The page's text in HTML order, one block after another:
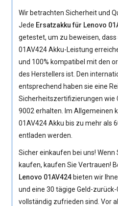
Wir betrachten Sicherheit und
Jede Ersatzakku für Lenovo
getestet, um zu beweisen,
01AV424 Akku-Leistung
und 100% kompatibel mit den
des Herstellers ist. Den
entsprechend haben sie eine
Sicherheitszertifizierungen wie
9002 erhalten. Im Allgemeinen
01AV424 Akku bis zu mehr als
entladen werden.
Sicher einkaufen bei uns! Wenn
kaufen, kaufen Sie Vertrauen!
Lenovo 01AV424 bieten wir
und eine 30 tägige Geld-
vollständig zufrieden sind. Vor